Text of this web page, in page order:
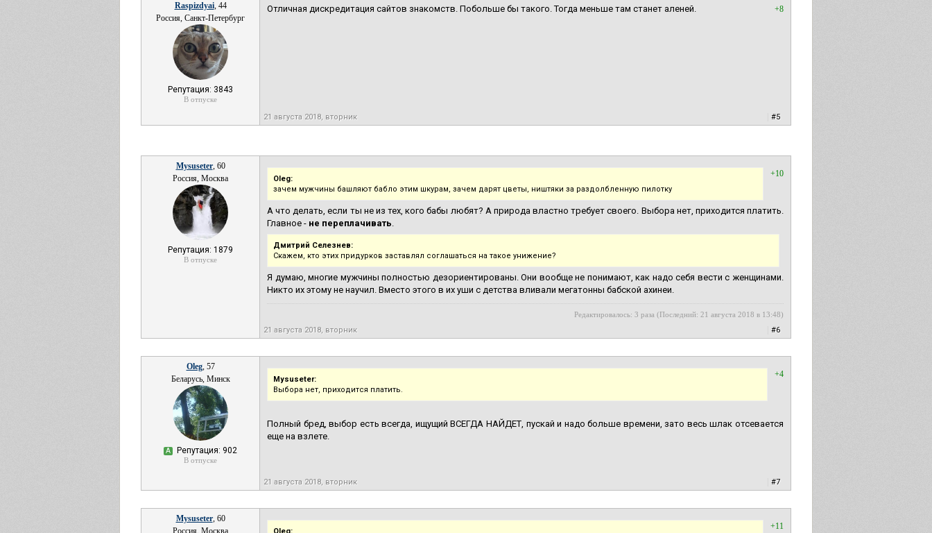
Raspizdyai, 44
Россия, Санкт-Петербург
Репутация: 3843
В отпуске
+8
Отличная дискредитация сайтов знакомств. Побольше бы такого. Тогда меньше там станет аленей.
21 августа 2018, вторник #5
Mysuseter, 60
Россия, Москва
Репутация: 1879
В отпуске
+10
Oleg:
зачем мужчины башляют бабло этим шкурам, зачем дарят цветы, ништяки за раздолбленную пилотку
А что делать, если ты не из тех, кого бабы любят? А природа властно требует своего. Выбора нет, приходится платить.
Главное - не переплачивать.
Дмитрий Селезнев:
Скажем, кто этих придурков заставлял соглашаться на такое унижение?
Я думаю, многие мужчины полностью дезориентированы. Они вообще не понимают, как надо себя вести с женщинами.
Никто их этому не научил. Вместо этого в их уши с детства вливали мегатонны бабской ахинеи.
Редактировалось: 3 раза (Последний: 21 августа 2018 в 13:48)
21 августа 2018, вторник #6
Oleg, 57
Беларусь, Минск
А Репутация: 902
В отпуске
+4
Mysuseter:
Выбора нет, приходится платить.
Полный бред, выбор есть всегда, ищущий ВСЕГДА НАЙДЕТ, пускай и надо больше времени, зато весь шлак отсевается
еще на взлете.
21 августа 2018, вторник #7
Mysuseter, 60
Россия, Москва
+11